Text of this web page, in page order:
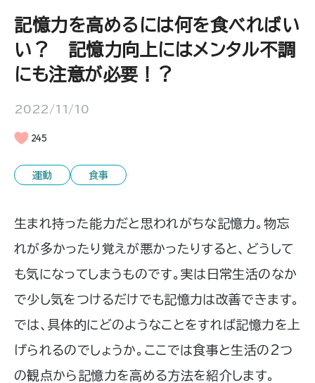
記憶力を高めるには何を食べればい
い？ 記憶力向上にはメンタル不調
にも注意が必要！？
2022/11/10
245
運動 食事
生まれ持った能力だと思われがちな記憶力。物忘
れが多かったり覚えが悪かったりすると、どうして
も気になってしまうものです。実は日常生活のなか
で少し気をつけるだけでも記憶力は改善できます。
では、具体的にどのようなことをすれば記憶力を上
げられるのでしょうか。ここでは食事と生活の2つ
の観点から記憶力を高める方法を紹介します。